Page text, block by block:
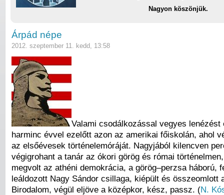
Nagyon köszönjük.
Árpád népe
2012. szeptember 11. kedd, 13:58
Valami csodálkozással vegyes lenézést
harminc évvel ezelőtt azon az amerikai főiskolán, ahol
az elsőévesek történelemóráját. Nagyjából kilencven
végigrohant a tanár az ókori görög és római
megvolt az athéni demokrácia, a görög–perzsa háború,
leáldozott Nagy Sándor csillaga, kiépült és összeomlott
Birodalom, végül eljöve a középkor, kész, passz. (N.